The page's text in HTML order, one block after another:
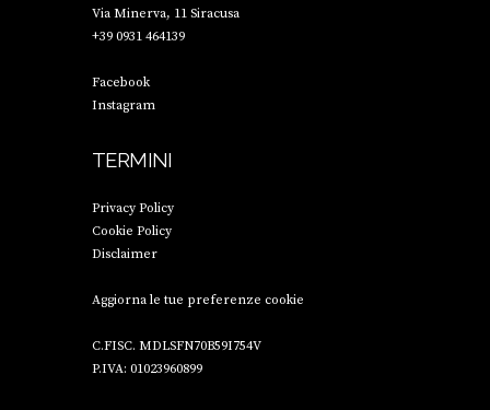
Via Minerva, 11 Siracusa
+39 0931 464139
Facebook
Instagram
TERMINI
Privacy Policy
Cookie Policy
Disclaimer
Aggiorna le tue preferenze cookie
C.FISC. MDLSFN70B59I754V
P.IVA: 01023960899